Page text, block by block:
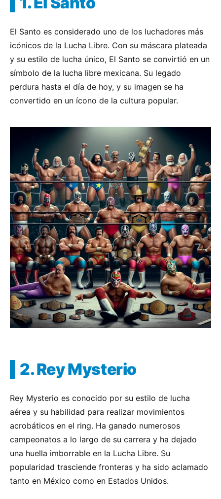
El Santo es considerado uno de los luchadores más
icónicos de la Lucha Libre. Con su máscara plateada
y su estilo de lucha único, El Santo se convirtió en un
símbolo de la lucha libre mexicana. Su legado
perdura hasta el día de hoy, y su imagen se ha
convertido en un ícono de la cultura popular.
2. Rey Mysterio
Rey Mysterio es conocido por su estilo de lucha
aérea y su habilidad para realizar movimientos
acrobáticos en el ring. Ha ganado numerosos
campeonatos a lo largo de su carrera y ha dejado
una huella imborrable en la Lucha Libre. Su
popularidad trasciende fronteras y ha sido aclamado
tanto en México como en Estados Unidos.